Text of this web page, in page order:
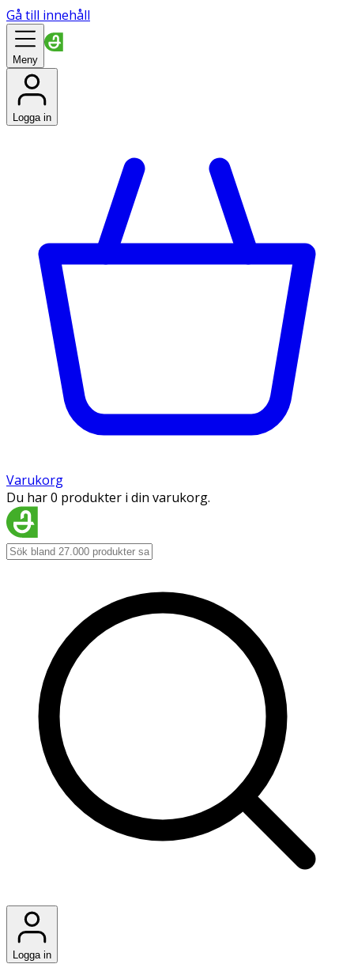
Gå till innehåll
Meny
Logga in
Varukorg
Du har 0 produkter i din varukorg.
Logga in